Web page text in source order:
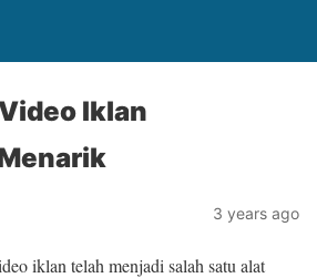
Iklan
3 years ago
iklan telah menjadi salah satu alat